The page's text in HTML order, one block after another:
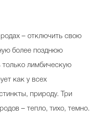
– отключить свою
более позднюю
только лимбическую
как у всех
природу. Три
– тепло, тихо, темно.